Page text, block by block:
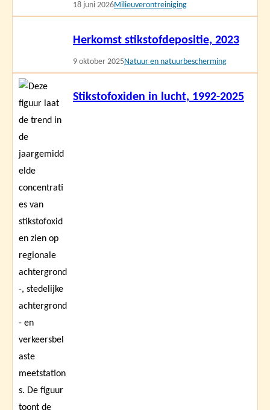
18 juni 2026Milieuverontreiniging
Herkomst stikstofdepositie, 2023
9 oktober 2025Natuur en natuurbescherming
Stikstofoxiden in lucht, 1992-2025
Lees
meer